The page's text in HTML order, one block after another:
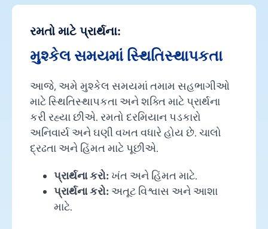
રમતો માટે પ્રાર્થના:
મુશ્કેલ સમયમાં સ્થિતિસ્થાપકતા
આજે, અમે મુશ્કેલ સમયમાં તમામ સહભાગીઓ
માટે સ્થિતિસ્થાપકતા અને શક્તિ માટે પ્રાર્થના
કરી રહ્યા છીએ. રમતો દરમિયાન પડકારો
અનિવાર્ય અને ઘણી વખત વધારે હોય છે. ચાલો
દ્રઢતા અને હિંમત માટે પૂછીએ.
પ્રાર્થના કરો: ખંત અને હિંમત માટે.
પ્રાર્થના કરો: અતૂટ વિશ્વાસ અને આશા
માટે.